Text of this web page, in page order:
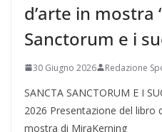
d’arte in mostra
Sanctorum e i
30 Giugno 2026 Redazione
SANCTA SANCTORUM E I
2026 Presentazione del libro
mostra di MiraKerning